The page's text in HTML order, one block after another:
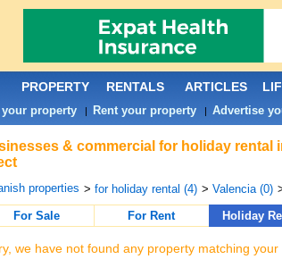
& commercial for holiday rental
properties > for holiday rental (4) > Valencia (0)
For Sale
For Rent Holiday
we have not found any property matching your
PROPERTY RENTALS ARTICLES
property| Rent your property| Advertise